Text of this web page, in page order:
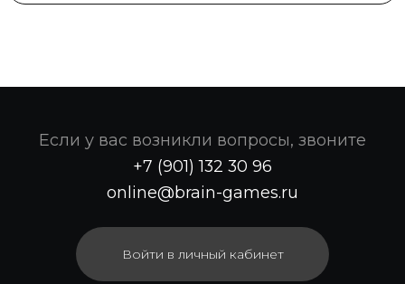
Если у вас возникли вопросы, звоните
+7 (901) 132 30 96
online@brain-games.ru
Войти в личный кабинет